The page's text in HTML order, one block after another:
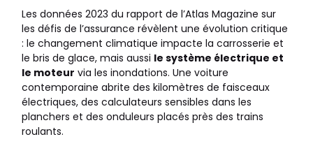
Les données 2023 du rapport de l’Atlas Magazine sur
les défis de l’assurance révèlent une évolution critique
: le changement climatique impacte la carrosserie et
le bris de glace, mais aussi le système électrique et
le moteur via les inondations. Une voiture
contemporaine abrite des kilomètres de faisceaux
électriques, des calculateurs sensibles dans les
planchers et des onduleurs placés près des trains
roulants.